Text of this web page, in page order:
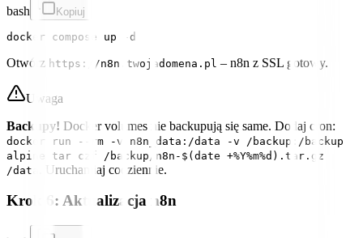
bash Kopiuj
Otwórz https://n8n.twojadomena.pl – n8n z SSL gotowy.
Uwaga
Backupy! Docker volumes nie backupują się same. Dodaj cron:
docker run --rm -v n8n_data:/data -v /backup:/backup
alpine tar czf /backup/n8n-$(date +%Y%m%d).tar.gz
/data
. Uruchamiaj codziennie.
Krok 6: Aktualizacja n8n